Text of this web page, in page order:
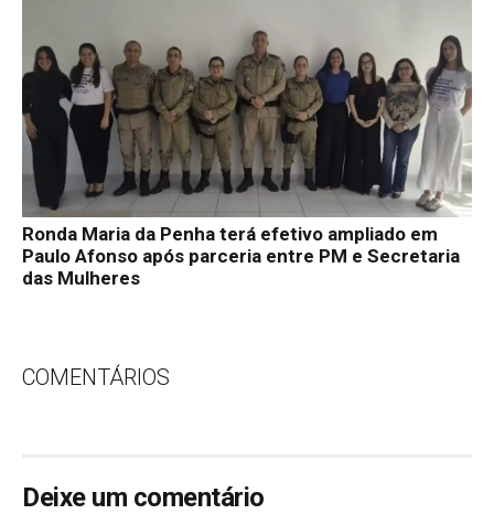
Ronda Maria da Penha terá efetivo ampliado em
Paulo Afonso após parceria entre PM e Secretaria
das Mulheres
COMENTÁRIOS
Deixe um comentário